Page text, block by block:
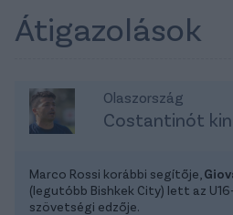
Átigazolások
Olaszország
Costantinót
Marco Rossi korábbi segítője,
(legutóbb Bishkek City) lett az
szövetségi edzője.